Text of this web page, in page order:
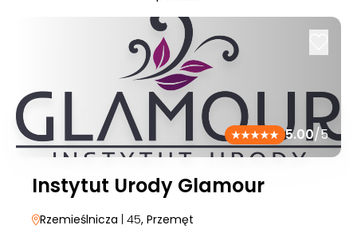
5.00/5
Instytut Urody Glamour
Rzemieślnicza | 45, Przemęt